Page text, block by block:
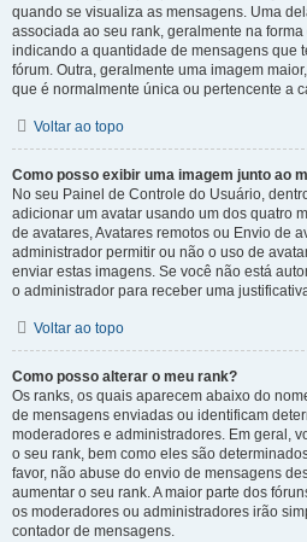
quando se visualiza as mensagens. Uma
associada ao seu rank, geralmente na
indicando a quantidade de mensagens que
fórum. Outra, geralmente uma imagem
que é normalmente única ou pertencente a
Voltar ao topo
Como posso exibir uma imagem junto ao
No seu Painel de Controle do Usuário,
adicionar um avatar usando um dos quatro
de avatares, Avatares remotos ou Envio de
administrador permitir ou não o uso de
enviar estas imagens. Se você não está
o administrador para receber uma
Voltar ao topo
Como posso alterar o meu rank?
Os ranks, os quais aparecem abaixo do
de mensagens enviadas ou identificam
moderadores e administradores. Em geral,
o seu rank, bem como eles são
favor, não abuse do envio de mensagens
aumentar o seu rank. A maior parte dos
os moderadores ou administradores irão
contador de mensagens.